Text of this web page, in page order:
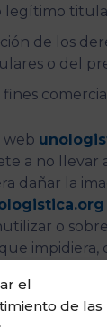
el
de las
legítimo
de los
o del
web
a no llevar
dañar la
o
impidiera,
debe ser